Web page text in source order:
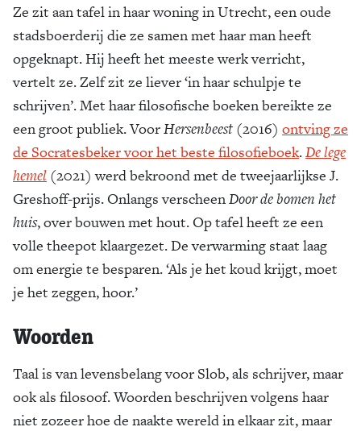
Ze zit aan tafel in haar woning in Utrecht, een oude
stadsboerderij die ze samen met haar man heeft
opgeknapt. Hij heeft het meeste werk verricht,
vertelt ze. Zelf zit ze liever ‘in haar schulpje te
schrijven’. Met haar filosofische boeken bereikte ze
een groot publiek. VoorHersenbeest (2016) ontving ze
de Socrates­beker voor het beste filosofieboek.De lege
­hemel (2021) werd bekroond met de tweejaarlijkse J.
Greshoff-prijs. Onlangs verscheenDoor de bomen het
huis, over bouwen met hout. Op tafel heeft ze een
volle theepot klaargezet. De verwarming staat laag
om energie te besparen. ‘Als je het koud krijgt, moet
je het zeggen, hoor.’
Woorden
Taal is van levensbelang voor Slob, als schrijver, maar
ook als filosoof. Woorden beschrijven volgens haar
niet zozeer hoe de naakte wereld in elkaar zit, maar